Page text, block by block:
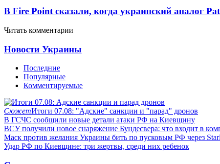
В Fire Point сказали, когда украинский аналог
Читать комментарии
Новости Украины
Последние
Популярные
Комментируемые
СюжетИтоги 07.08: "Адские" санкции и "парад" дронов
В ГСЧС сообщили новые детали атаки РФ на Киевщину
ВСУ получили новое снаряжение Бундесвера: что входит в
Маск против желания Украины бить по пусковым РФ через
Удар РФ по Киевщине: три жертвы, среди них ребенок